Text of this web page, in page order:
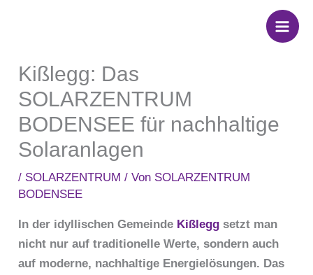
Kißlegg: Das
SOLARZENTRUM
BODENSEE für nachhaltige
Solaranlagen
/ SOLARZENTRUM / Von SOLARZENTRUM
BODENSEE
In der idyllischen Gemeinde Kißlegg setzt man
nicht nur auf traditionelle Werte, sondern auch
auf moderne, nachhaltige Energielösungen. Das